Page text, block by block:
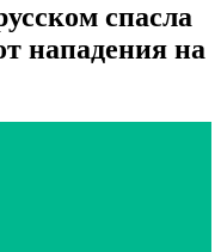
спасла
нападения на